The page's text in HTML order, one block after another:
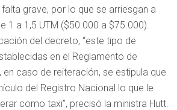
grave, por lo que se arriesgan a
1 a 1,5 UTM ($50.000 a $75.000).
del decreto, “este tipo de
en el Reglamento de
en caso de reiteración, se estipula que
del Registro Nacional lo que le
como taxi”, precisó la ministra Hutt.